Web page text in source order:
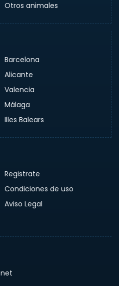
Otros animales
Barcelona
Alicante
Valencia
Málaga
Illes Balears
Registrate
Condiciones de uso
Aviso Legal